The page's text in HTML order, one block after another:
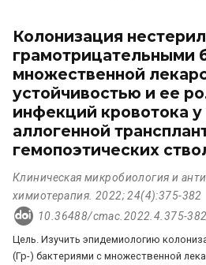
Колонизация
грамотрицательными
множественной
устойчивостью и ее
инфекций кровотока
аллогенной
гемопоэтических
Клиническая микробиология и
химиотерапия. 2022; 24(4):375-382
10.36488/cmac.2022.4.375-382
Цель. Изучить эпидемиологию
(Гр-) бактериями с множественной